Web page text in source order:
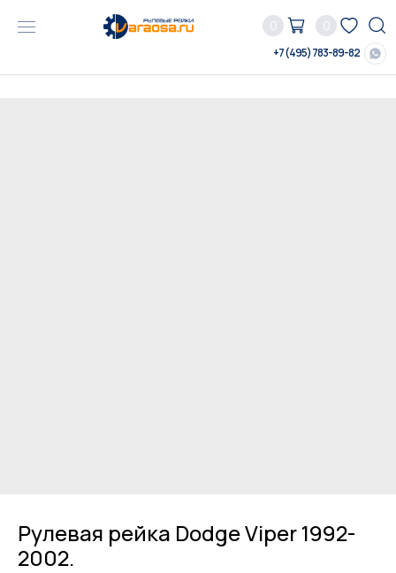
0 0
+7 (495) 783-89-82
Рулевая рейка Dodge Viper 1992-
2002.